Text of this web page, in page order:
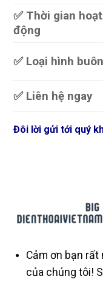
✅ Thời gian hoạt
động
✅ Loại hình
✅ Liên hệ ngay
Đôi lời gửi tới quý
Cảm ơn bạn rất
của chúng tôi!